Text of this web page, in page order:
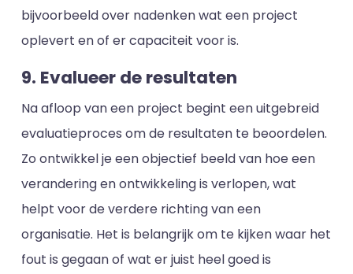
bijvoorbeeld over nadenken wat een project
oplevert en of er capaciteit voor is.
9. Evalueer de resultaten
Na afloop van een project begint een uitgebreid
evaluatieproces om de resultaten te beoordelen.
Zo ontwikkel je een objectief beeld van hoe een
verandering en ontwikkeling is verlopen, wat
helpt voor de verdere richting van een
organisatie. Het is belangrijk om te kijken waar het
fout is gegaan of wat er juist heel goed is